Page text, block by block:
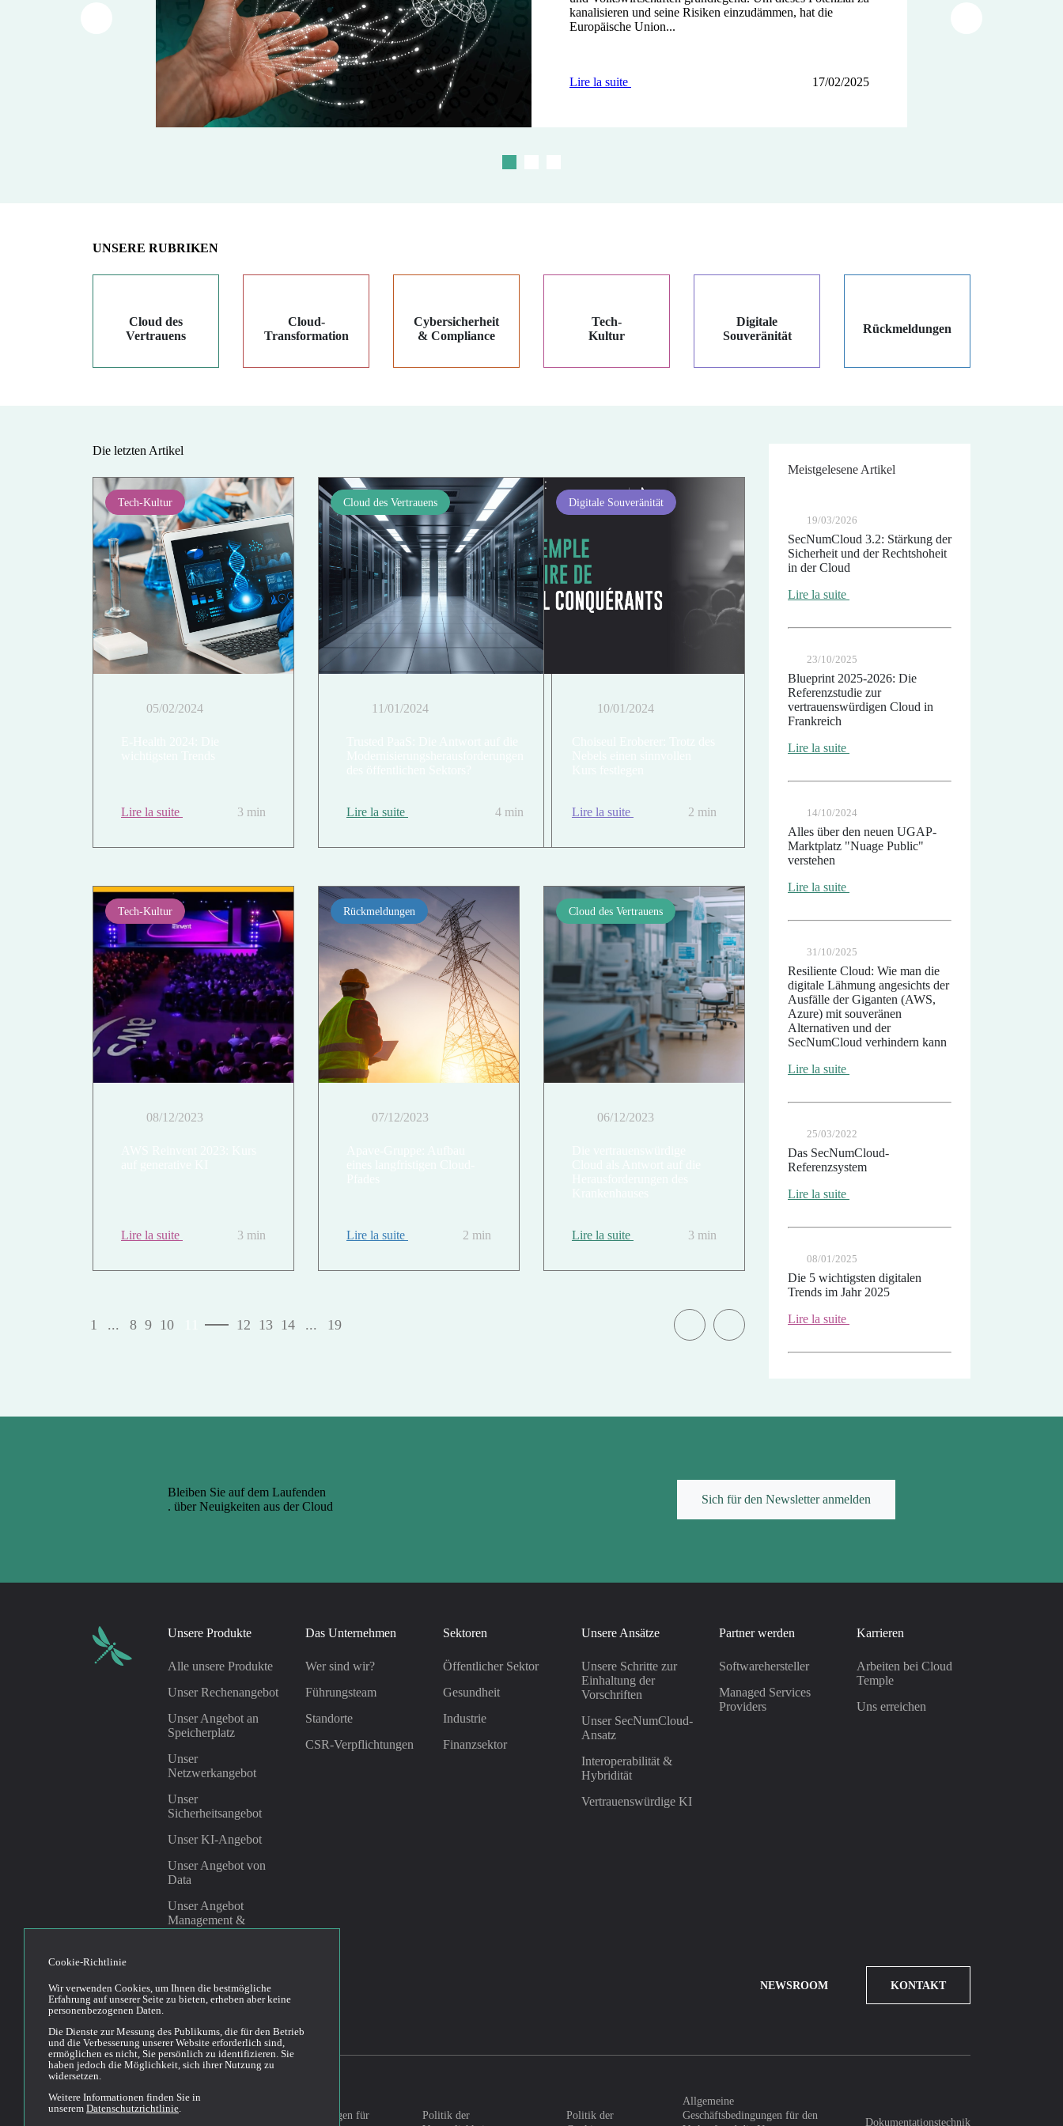
Article précédent
kanalisieren und seine Risiken einzudämmen, hat die
Europäische Union...
Lire la suite 17/02/2025
die Modernisierung und Sicherung des...
Lire la suite 12/12/2024
erleiden, gegenüber den...
Lire la suite 03/12/2024
UNSERE RUBRIKEN
Cloud des
Vertrauens
Cloud-
Transformation
Cybersicherheit
& Compliance
Tech-
Kultur
Digitale
Souveränität
Rückmeldungen
Die letzten Artikel
Tech-Kultur
05/02/2024
Lire la suite 3 min
Cloud des Vertrauens
11/01/2024
Lire la suite 4 min
Digitale Souveränität
10/01/2024
Lire la suite 2 min
Tech-Kultur
08/12/2023
Lire la suite 3 min
Rückmeldungen
07/12/2023
Lire la suite 2 min
Cloud des Vertrauens
06/12/2023
Lire la suite 3 min
1 ... 8 9 10 12 13 14 ... 19
Meistgelesene Artikel
19/03/2026
SecNumCloud 3.2: Stärkung der
Sicherheit und der Rechtshoheit
in der Cloud
Lire la suite
23/10/2025
Blueprint 2025-2026: Die
Referenzstudie zur
vertrauenswürdigen Cloud in
Frankreich
Lire la suite
14/10/2024
Alles über den neuen UGAP-
Marktplatz "Nuage Public"
verstehen
Lire la suite
31/10/2025
Resiliente Cloud: Wie man die
digitale Lähmung angesichts der
Ausfälle der Giganten (AWS,
Azure) mit souveränen
Alternativen und der
SecNumCloud verhindern kann
Lire la suite
25/03/2022
Das SecNumCloud-
Referenzsystem
Lire la suite
08/01/2025
Die 5 wichtigsten digitalen
Trends im Jahr 2025
Lire la suite
Bleiben Sie auf dem Laufenden
. über Neuigkeiten aus der Cloud
Sich für den Newsletter anmelden
Unsere Produkte
Alle unsere Produkte
Unser Rechenangebot
Unser Angebot an
Speicherplatz
Unser
Netzwerkangebot
Unser
Sicherheitsangebot
Unser KI-Angebot
Unser Angebot von
Data
Unser Angebot
Management &
Das Unternehmen
Wer sind wir?
Führungsteam
Standorte
CSR-Verpflichtungen
Sektoren
Öffentlicher Sektor
Gesundheit
Industrie
Finanzsektor
Unsere Ansätze
Unsere Schritte zur
Einhaltung der
Vorschriften
Unser SecNumCloud-
Ansatz
Interoperabilität &
Hybridität
Vertrauenswürdige KI
Partner werden
Softwarehersteller
Managed Services
Providers
Karrieren
Arbeiten bei Cloud
Temple
Uns erreichen
LinkedinYoutube NEWSROOM KONTAKT
Allgemeine Bedingungen für
Politik der
Politik der
Allgemeine
Geschäftsbedingungen für den
Dokumentationstechnik
Cookie-Richtlinie
Wir verwenden Cookies, um Ihnen die bestmögliche
Erfahrung auf unserer Seite zu bieten, erheben aber keine
personenbezogenen Daten.
Die Dienste zur Messung des Publikums, die für den Betrieb
und die Verbesserung unserer Website erforderlich sind,
ermöglichen es nicht, Sie persönlich zu identifizieren. Sie
haben jedoch die Möglichkeit, sich ihrer Nutzung zu
widersetzen.
Weitere Informationen finden Sie in
unserem Datenschutzrichtlinie.